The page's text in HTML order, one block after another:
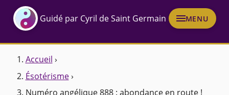
Guidé par Cyril de Saint Germain MENU
Accueil ›
Ésotérisme ›
Numéro angélique 888 : abondance en route !